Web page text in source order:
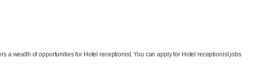
a wealth of opportunities for Hotel receptionist. You can apply for Hotel receptionist jobs